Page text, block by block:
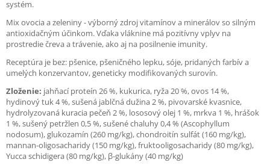
systém.
Mix ovocia a zeleniny - výborný zdroj vitamínov a minerálov so silným
antioxidačným účinkom. Vďaka vláknine má pozitívny vplyv na
prostredie čreva a trávenie, ako aj na posilnenie imunity.
Receptúra je bez: pšenice, pšeničného lepku, sóje, pridaných farbív a
umelých konzervantov, geneticky modifikovaných surovín.
Zloženie: jahňací proteín 26 %, kukurica, ryža 20 %, ovos 14 %,
hydinový tuk 4 %, sušená jablčná dužina 2 %, pivovarské kvasnice,
hydrolyzovaná kuracia pečeň 2 %, lososový olej 1 %, mrkva 1 %, hrášok
1 %, sušený petržlen 0,5 %, sušené chaluhy 0,4 % (Ascophyllum
nodosum), glukozamín (260 mg/kg), chondroitín sulfát (160 mg/kg),
mannan-oligosacharidy (150 mg/kg), fruktooligosacharidy (80 mg/kg),
Yucca schidigera (80 mg/kg), β-glukány (40 mg/kg)